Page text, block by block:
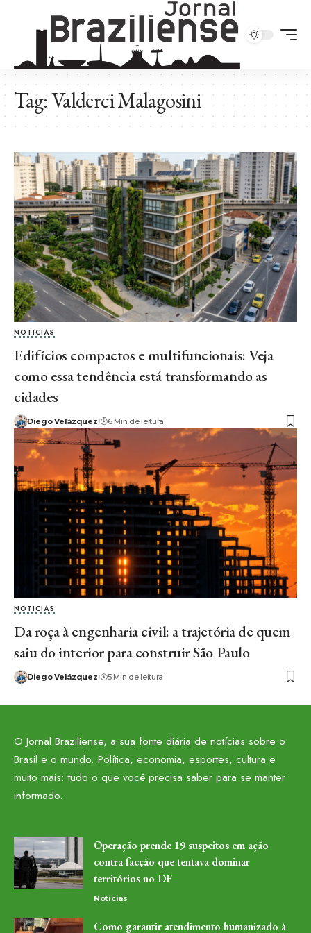
Tag:Valderci Malagosini
NOTICIAS
Edifícios compactos e multifuncionais: Veja
como essa tendência está transformando as
cidades
Diego Velázquez 6 Min de leitura
NOTICIAS
Da roça à engenharia civil: a trajetória de quem
saiu do interior para construir São Paulo
Diego Velázquez 5 Min de leitura
O Jornal Braziliense, a sua fonte diária de notícias sobre o
Brasil e o mundo. Política, economia, esportes, cultura e
muito mais: tudo o que você precisa saber para se manter
informado.
Operação prende 19 suspeitos em ação
contra facção que tentava dominar
territórios no DF
Noticias
Como garantir atendimento humanizado à